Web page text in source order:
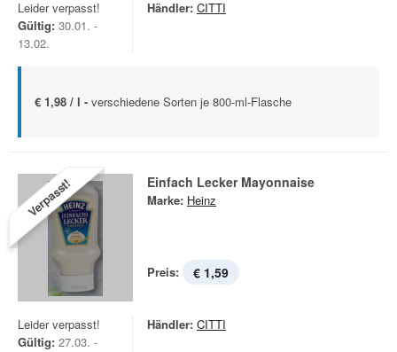
Leider verpasst!
Gültig: 30.01. -
13.02.
Händler: CITTI
€ 1,98 / l - verschiedene Sorten je 800-ml-Flasche
Verpasst! Einfach Lecker Mayonnaise
Marke: Heinz
Preis: € 1,59
Leider verpasst!
Gültig: 27.03. -
Händler: CITTI